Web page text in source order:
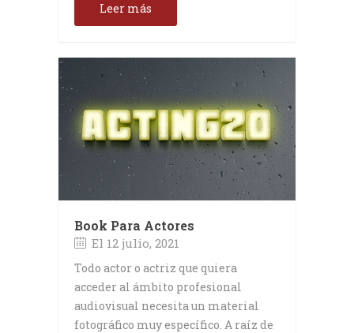
Leer más
Book Para Actores
El 12 julio, 2021
Todo actor o actriz que quiera
acceder al ámbito profesional
audiovisual necesita un material
fotográfico muy específico. A raíz de